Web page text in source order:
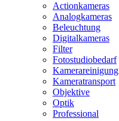
Actionkameras
Analogkameras
Beleuchtung
Digitalkameras
Filter
Fotostudiobedarf
Kamerareinigung
Kameratransport
Objektive
Optik
Professional